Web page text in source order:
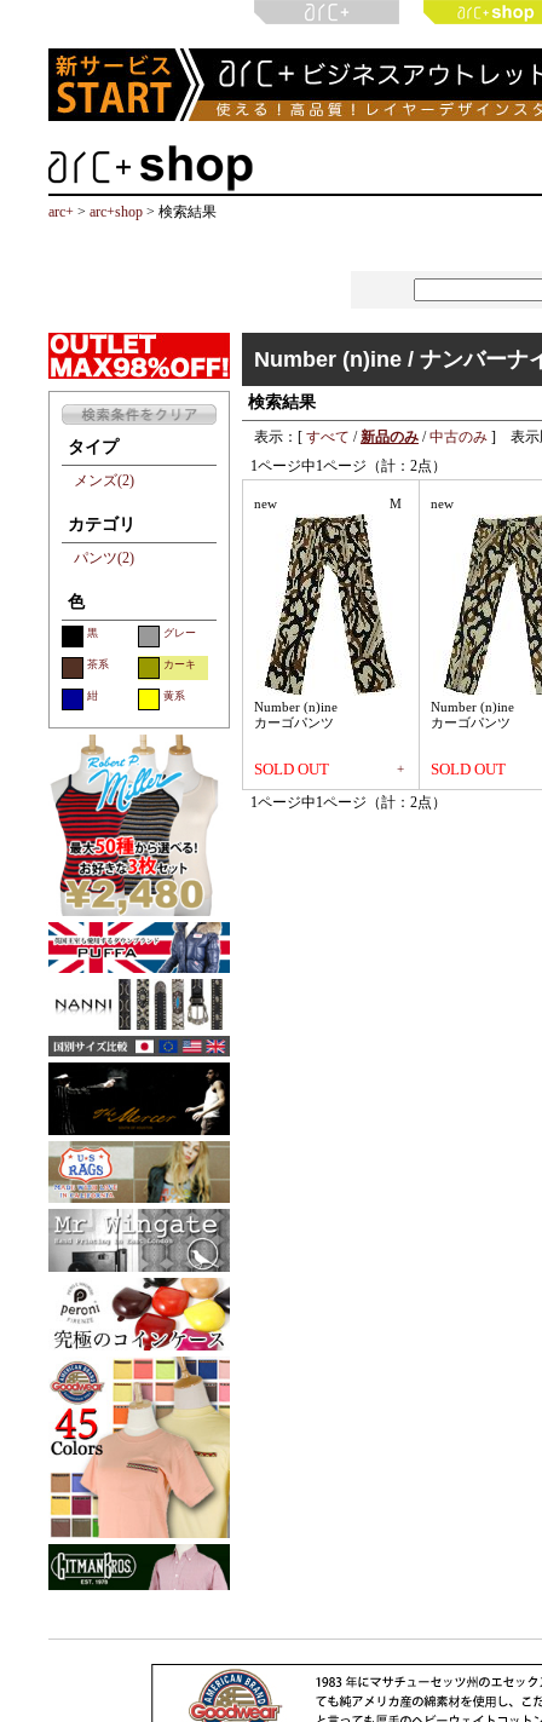
arc+ > arc+shop > 検索結果
タイプ
メンズ(2)
カテゴリ
パンツ(2)
色
黒 グレー
茶系 カーキ
紺 黄系
Number (n)ine / ナンバーナ
検索結果
表示：[ すべて /新品のみ /中古のみ ] 表示
1ページ中1ページ（計：2点）
new M
Number (n)ine
カーゴパンツ
SOLD OUT +
new
Number (n)ine
カーゴパンツ
SOLD OUT
1ページ中1ページ（計：2点）